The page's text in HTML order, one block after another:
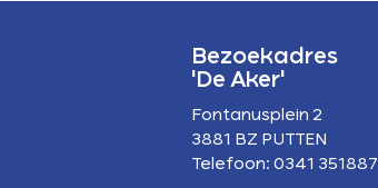
Bezoekadres
'De Aker'
Fontanusplein 2
3881 BZ PUTTEN
Telefoon: 0341 351887